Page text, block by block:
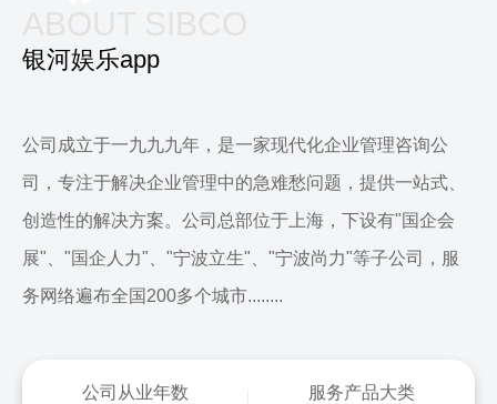
银河娱乐app
公司成立于一九九九年，是一家现代化企业管理咨询公
司，专注于解决企业管理中的急难愁问题，提供一站式、
创造性的解决方案。公司总部位于上海，下设有"国企会
展"、"国企人力"、"宁波立生"、"宁波尚力"等子公司，服
务网络遍布全国200多个城市........
公司从业年数 服务产品大类